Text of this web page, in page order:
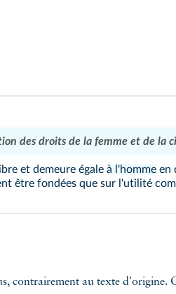
des droits de la femme et de la
et demeure égale à l'homme en
être fondées que sur l'utilité
contrairement au texte d'origine.